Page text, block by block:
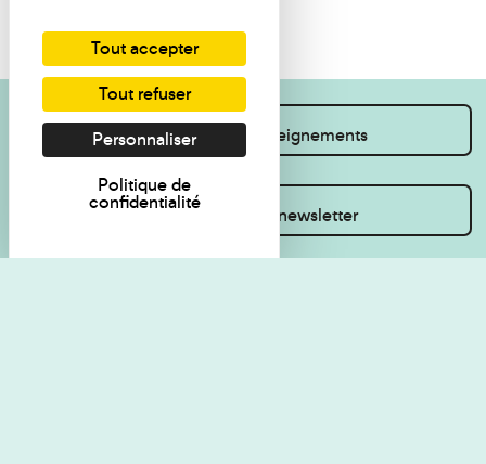
Je souhaite des renseignements
Inscrivez-vous à la newsletter
Tout accepter
Tout refuser
Personnaliser
Politique de
confidentialité